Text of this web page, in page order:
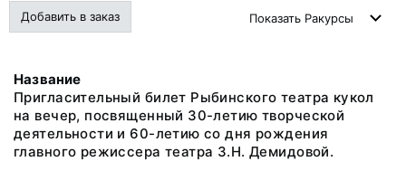
Добавить в заказ Показать Ракурсы
Название
Пригласительный билет Рыбинского театра кукол
на вечер, посвященный 30-летию творческой
деятельности и 60-летию со дня рождения
главного режиссера театра З.Н. Демидовой.